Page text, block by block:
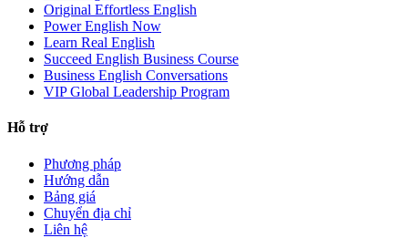
Original Effortless English
Power English Now
Learn Real English
Succeed English Business Course
Business English Conversations
VIP Global Leadership Program
Hỗ trợ
Phương pháp
Hướng dẫn
Bảng giá
Chuyển địa chỉ
Liên hệ